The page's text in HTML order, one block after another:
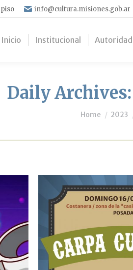
info@cultura.misiones.gob.ar
Inicio Institucional
Daily Archives:
You are here:
Home 2023